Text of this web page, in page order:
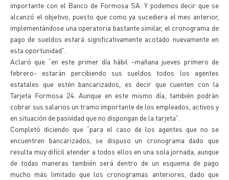
importante con el Banco de Formosa SA. Y podemos decir que se
alcanzó el objetivo, puesto que como ya sucediera el mes anterior,
implementándose una operatoria bastante similar, el cronograma de
pago de sueldos estará significativamente acotado nuevamente en
esta oportunidad”.
Aclaró que “en este primer día hábil –mañana jueves primero de
febrero- estarán percibiendo sus sueldos todos los agentes
estatales que estén bancarizados, es decir que cuenten con la
Tarjeta Formosa 24. Aunque en este mismo día, también podrán
cobrar sus salarios un tramo importante de los empleados, activos y
en situación de pasividad que no dispongan de la tarjeta”.
Completó diciendo que “para el caso de los agentes que no se
encuentren bancarizados, se dispuso un cronograma dado que
resulta muy difícil atender a todos ellos en una sola jornada, aunque
de todas maneras también será dentro de un esquema de pago
mucho más limitado que los cronogramas anteriores, dado que